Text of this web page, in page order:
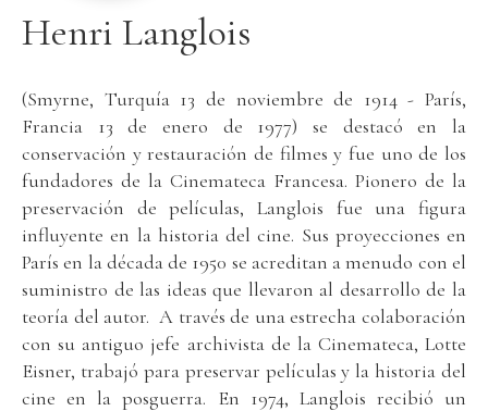
Henri Langlois
(Smyrne, Turquía 13 de noviembre de 1914 - París,
Francia 13 de enero de 1977) se destacó en la
conservación y restauración de filmes y fue uno de los
fundadores de la Cinemateca Francesa. Pionero de la
preservación de películas, Langlois fue una figura
influyente en la historia del cine. Sus proyecciones en
París en la década de 1950 se acreditan a menudo con el
suministro de las ideas que llevaron al desarrollo de la
teoría del autor. A través de una estrecha colaboración
con su antiguo jefe archivista de la Cinemateca, Lotte
Eisner, trabajó para preservar películas y la historia del
cine en la posguerra. En 1974, Langlois recibió un